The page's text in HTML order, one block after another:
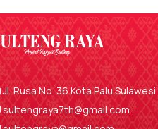
Jl. Rusa No. 36 Kota Palu
sultengraya7th@gmail.com